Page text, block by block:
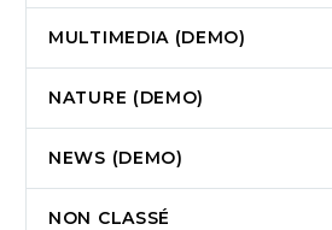
MULTIMEDIA (DEMO)
NATURE (DEMO)
NEWS (DEMO)
NON CLASSÉ